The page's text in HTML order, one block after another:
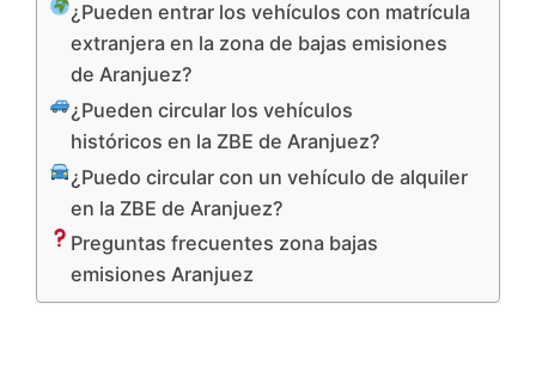
¿Pueden entrar los vehículos con matrícula
extranjera en la zona de bajas emisiones
de Aranjuez?
¿Pueden circular los vehículos
históricos en la ZBE de Aranjuez?
¿Puedo circular con un vehículo de alquiler
en la ZBE de Aranjuez?
Preguntas frecuentes zona bajas
emisiones Aranjuez